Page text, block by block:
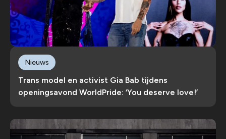
Trans model en activist Gia Bab tijdens
openingsavond WorldPride: ‘You deserve love!’
Nieuws